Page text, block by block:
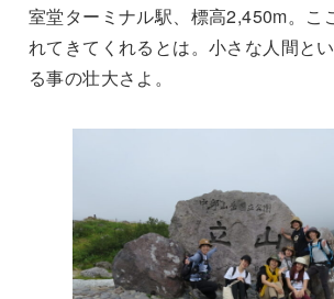
室堂ターミナル駅、標高2,450m。こ
れてきてくれるとは。小さな人間と
る事の壮大さよ。